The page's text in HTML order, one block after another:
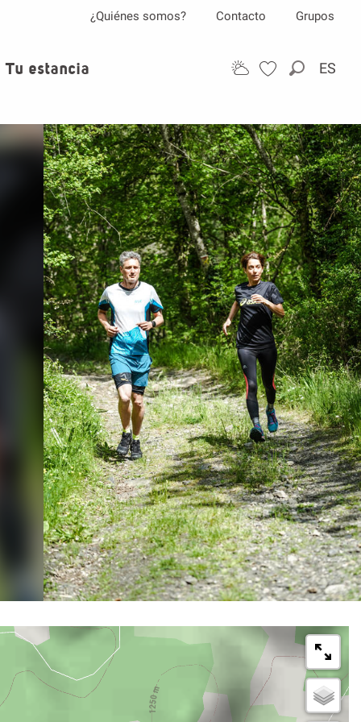
Buscar
ES
¿Quiénes somos? Contacto Grupos
Tu estancia